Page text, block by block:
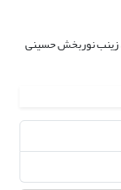
زینب نوربخش حسینی